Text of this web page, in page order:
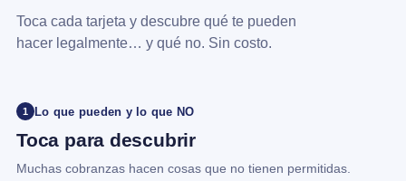
Toca cada tarjeta y descubre qué te pueden
hacer legalmente… y qué no. Sin costo.
1 Lo que pueden y lo que NO
Toca para descubrir
Muchas cobranzas hacen cosas que no tienen permitidas.